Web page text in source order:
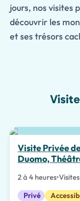
jours, nos visites
découvrir les
et ses trésors
Meilleur choix
Visite Privée
Duomo,
2 à 4 heures•
Privé